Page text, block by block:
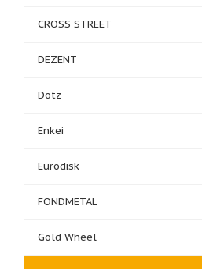
CROSS STREET
DEZENT
Dotz
Enkei
Eurodisk
FONDMETAL
Gold Wheel